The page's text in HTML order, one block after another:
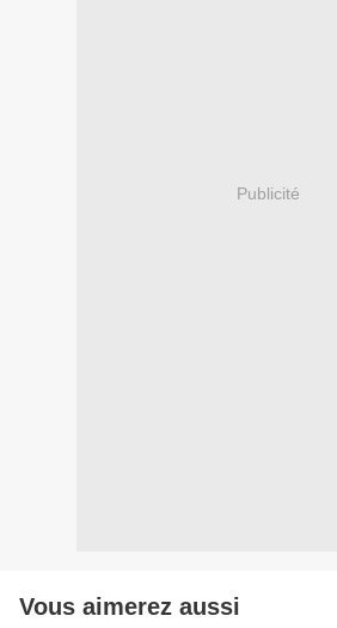
Publicité
Vous aimerez aussi